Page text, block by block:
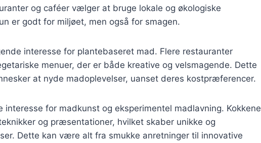
og caféer vælger at bruge lokale og økologiske
er godt for miljøet, men også for smagen.
interesse for plantebaseret mad. Flere restauranter
menuer, der er både kreative og velsmagende. Dette
at nyde madoplevelser, uanset deres kostpræferencer.
interesse for madkunst og eksperimentel madlavning. Kokkene
og præsentationer, hvilket skaber unikke og
Dette kan være alt fra smukke anretninger til innovative